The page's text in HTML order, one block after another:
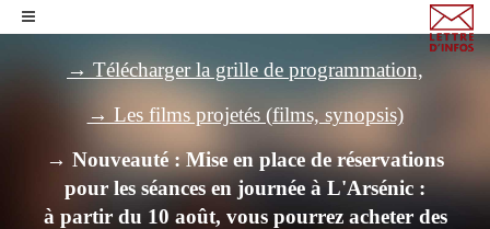
→ Télécharger la grille de programmation,
→ Les films projetés (films, synopsis)
→ Nouveauté : Mise en place de réservations
pour les séances en journée à L'Arsénic :
à partir du 10 août, vous pourrez acheter des